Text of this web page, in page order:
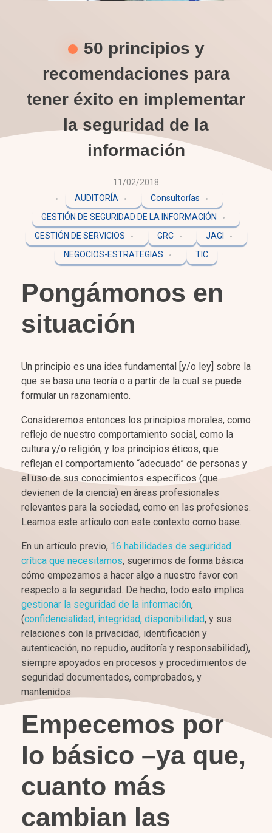
50 principios y
recomendaciones para
tener éxito en implementar
la seguridad de la
información
11/02/2018
AUDITORÍA
Consultorías
GESTIÓN DE SEGURIDAD DE LA INFORMACIÓN
GESTIÓN DE SERVICIOS
GRC
JAGI
NEGOCIOS-ESTRATEGIAS
TIC
Pongámonos en
situación
Un principio es una idea fundamental [y/o ley] sobre la
que se basa una teoría o a partir de la cual se puede
formular un razonamiento.
Consideremos entonces los principios morales, como
reflejo de nuestro comportamiento social, como la
cultura y/o religión; y los principios éticos, que
reflejan el comportamiento “adecuado” de personas y
el uso de sus conocimientos específicos (que
devienen de la ciencia) en áreas profesionales
relevantes para la sociedad, como en las profesiones.
Leamos este artículo con este contexto como base.
En un artículo previo, 16 habilidades de seguridad
crítica que necesitamos, sugerimos de forma básica
cómo empezamos a hacer algo a nuestro favor con
respecto a la seguridad. De hecho, todo esto implica
gestionar la seguridad de la información,
(confidencialidad, integridad, disponibilidad, y sus
relaciones con la privacidad, identificación y
autenticación, no repudio, auditoría y responsabilidad),
siempre apoyados en procesos y procedimientos de
seguridad documentados, comprobados, y
mantenidos.
Empecemos por
lo básico –ya que,
cuanto más
cambian las